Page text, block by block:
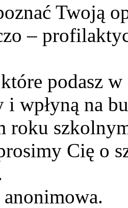
Twoją
–
podasz
i wpłyną na
roku
Cię o